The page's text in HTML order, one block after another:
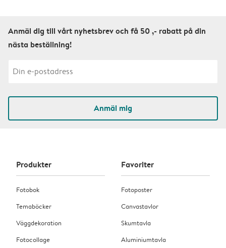
Anmäl dig till vårt nyhetsbrev och få 50 ,- rabatt på din
nästa beställning!
Anmäl mig
Produkter
Fotobok
Temaböcker
Väggdekoration
Fotocollage
Favoriter
Fotoposter
Canvastavlor
Skumtavla
Aluminiumtavla